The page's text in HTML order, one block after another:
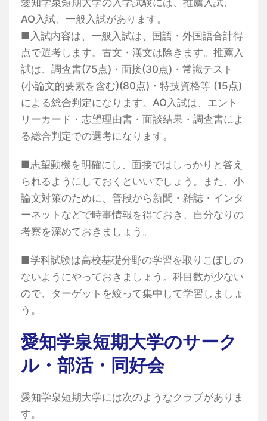
AO入試、一般入試があります。
■入試内容は、一般入試は、国語・外国語合計得
点で選考します。古文・漢文は除きます。推薦入
試は、調査書(75点)・面接(30点)・常識テスト
(小論文的要素を含む)(80点)・特技資格等 (15点)
による総合判定になります。AO入試は、エント
リーカード・志望理由書・面談結果・調査書によ
る総合判定での選考になります。
■志望動機を明確にし、面接ではしっかりと答え
られるようにしておくといいでしょう。また、小
論文対策のために、普段から新聞・雑誌・インタ
ーネットなどで時事情報を得ておき、自分なりの
考察を深めておきましょう。
■学科試験は高校基礎分野の学習を取りこぼしの
ないようにやっておきましょう。科目数が少ない
ので、ターゲットを絞って集中して学習しましょ
う。
愛知学泉短期大学のサーク
ル・部活・同好会
愛知学泉短期大学には次のようなクラブがありま
す。